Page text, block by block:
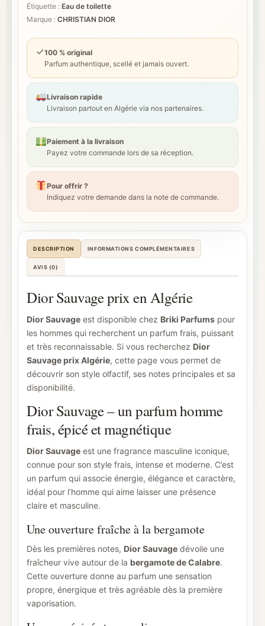
Étiquette : Eau de toilette
Marque : CHRISTIAN DIOR
✓100 % original
Parfum authentique, scellé et jamais ouvert.
Livraison rapide
Livraison partout en Algérie via nos partenaires.
Paiement à la livraison
Payez votre commande lors de sa réception.
Pour offrir ?
Indiquez votre demande dans la note de commande.
DESCRIPTION INFORMATIONS COMPLÉMENTAIRES
AVIS (0)
Dior Sauvage prix en Algérie
Dior Sauvage est disponible chez Briki Parfums pour
les hommes qui recherchent un parfum frais, puissant
et très reconnaissable. Si vous recherchez Dior
Sauvage prix Algérie, cette page vous permet de
découvrir son style olfactif, ses notes principales et sa
disponibilité.
Dior Sauvage – un parfum homme
frais, épicé et magnétique
Dior Sauvage est une fragrance masculine iconique,
connue pour son style frais, intense et moderne. C’est
un parfum qui associe énergie, élégance et caractère,
idéal pour l’homme qui aime laisser une présence
claire et masculine.
Une ouverture fraîche à la bergamote
Dès les premières notes, Dior Sauvage dévoile une
fraîcheur vive autour de la bergamote de Calabre.
Cette ouverture donne au parfum une sensation
propre, énergique et très agréable dès la première
vaporisation.